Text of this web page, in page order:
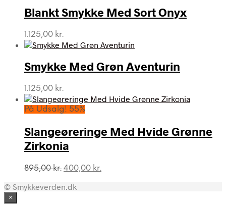
Blankt Smykke Med Sort Onyx
1.125,00 kr.
Smykke Med Grøn Aventurin
1.125,00 kr.
På Udsalg! 55%
Slangeøreringe Med Hvide Grønne
Zirkonia
895,00kr. Den
pris
400,00 kr.
© Smykkeverden.dk
×